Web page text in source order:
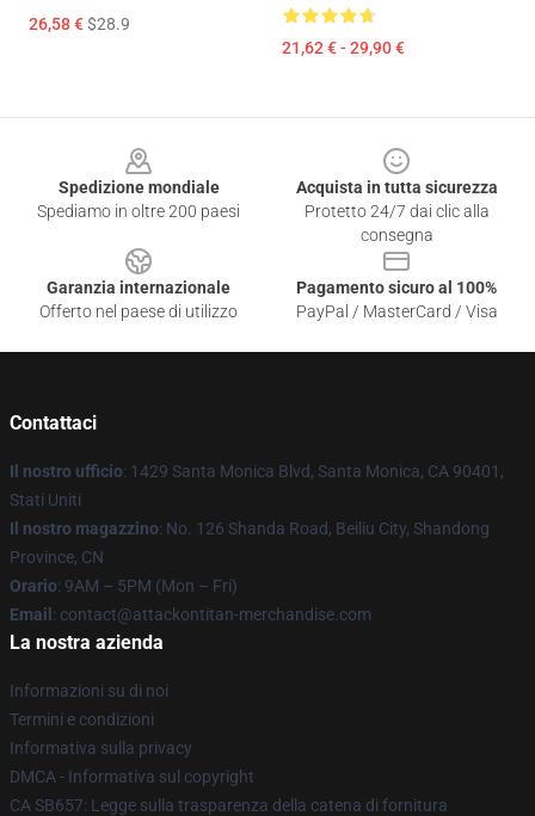
26,58 €$28.9
21,62 € - 29,90 €
Spedizione mondiale
Spediamo in oltre 200 paesi
Acquista in tutta sicurezza
Protetto 24/7 dai clic alla
consegna
Garanzia internazionale
Offerto nel paese di utilizzo
Pagamento sicuro al 100%
PayPal / MasterCard / Visa
Contattaci
Il nostro ufficio: 1429 Santa Monica Blvd, Santa Monica, CA 90401,
Stati Uniti
Il nostro magazzino: No. 126 Shanda Road, Beiliu City, Shandong
Province, CN
Orario: 9AM – 5PM (Mon – Fri)
Email : contact@attackontitan-merchandise.com
La nostra azienda
Informazioni su di noi
Termini e condizioni
Informativa sulla privacy
DMCA - Informativa sul copyright
CA SB657: Legge sulla trasparenza della catena di fornitura